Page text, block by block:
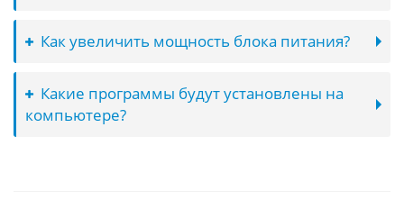
Как увеличить мощность блока питания?
Какие программы будут установлены на
компьютере?